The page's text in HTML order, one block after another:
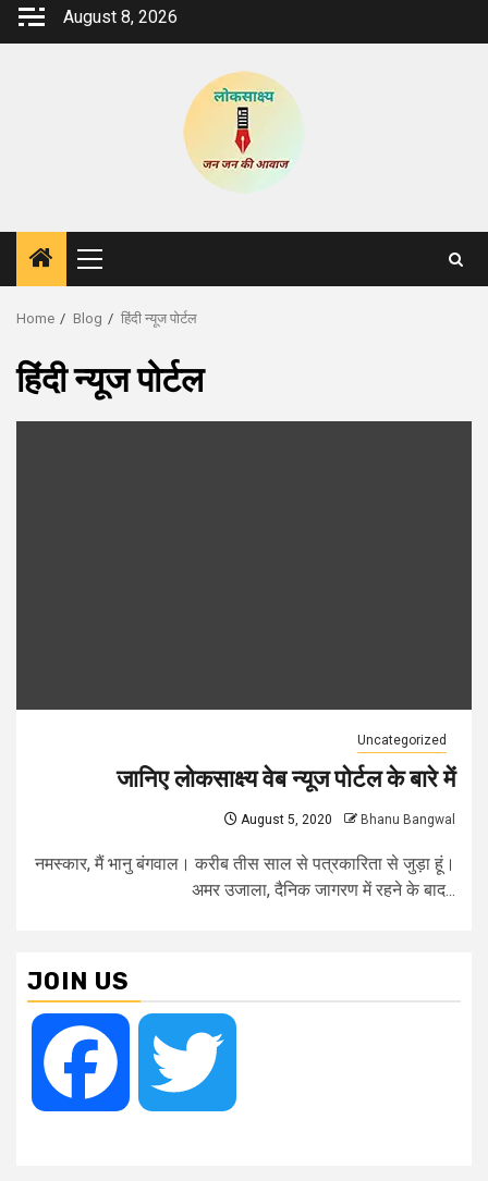
Skip
August 8, 2026
Primary
Menu
Home Blog हिंदी न्यूज पोर्टल
हिंदी न्यूज पोर्टल
Uncategorized
जानिए लोकसाक्ष्य वेब न्यूज पोर्टल के बारे में
August 5, 2020 Bhanu Bangwal
नमस्कार, मैं भानु बंगवाल। करीब तीस साल से पत्रकारिता से जुड़ा हूं।
अमर उजाला, दैनिक जागरण में रहने के बाद...
JOIN US
Facebook